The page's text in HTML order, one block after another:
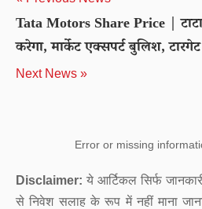
Tata Motors Share Price |
करेगा, मार्केट एक्सपर्ट बुलिश,
Next News »
Error or missing
Disclaimer: ये आर्टिकल सिर्फ
से निवेश सलाह के रूप में नहीं माना